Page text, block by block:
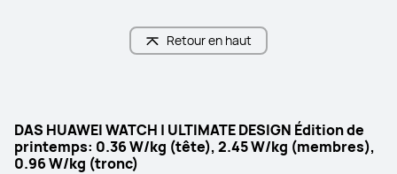
Retour en haut
DAS HUAWEI WATCH | ULTIMATE DESIGN Édition de
printemps: 0.36 W/kg (tête), 2.45 W/kg (membres),
0.96 W/kg (tronc)